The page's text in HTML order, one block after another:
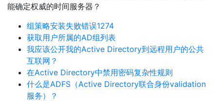
能确定权威的时间服务器？
组策略安装失败错误1274
获取用户所属的AD组列表
我应该公开我的Active Directory到远程用户的公共
互联网？
在Active Directory中禁用密码复杂性规则
什么是ADFS（Active Directory联合身份validation
服务）？